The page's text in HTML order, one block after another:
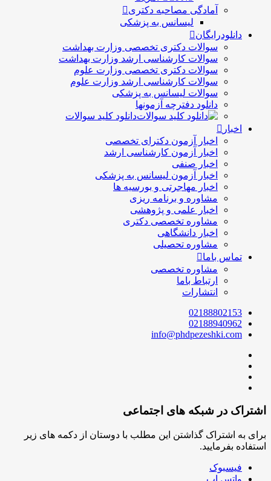
آمادگی مصاحبه دکتری
لیسانس به پزشکی
دانلودرایگان
سوالات دکتری تخصصی وزارت بهداشت
سوالات کارشناسی ارشد وزارت بهداشت
سوالات دکتری تخصصی وزارت علوم
سوالات کارشناسی ارشد وزارت علوم
سوالات لیسانس به پزشکی
دانلود دفترچه آزمونها
دانلود کلید سوالات
اخبار
اخبار آزمون دکترای تخصصی
اخبار آزمون کارشناسی ارشد
اخبار صنفی
اخبار آزمون لیسانس به پزشکی
اخبار مهاجرتی و بورسیه ها
مشاوره و برنامه ریزی
اخبار علمی و پژوهشی
مشاوره تخصصی دکتری
اخبار دانشگاهی
مشاوره تحصیلی
تماس باما
مشاوره تخصصی
ارتباط باما
انتشارات
02188802153
02188940962
info@phdpezeshki.com
اشتراک در شبکه های اجتماعی
برای به اشتراک گذاشتن این مطلب با دوستان از دکمه های زیر
استفاده بفرمایید.
فیسبوک